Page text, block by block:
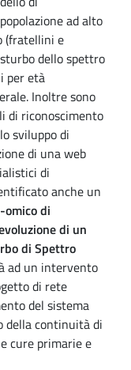
ad alto
(fratellini e
dello spettro
per età
Inoltre sono
di riconoscimento
sviluppo di
di una web
di
anche un
di
di un
di Spettro
ad un intervento
di rete
del sistema
della continuità di
cure primarie e